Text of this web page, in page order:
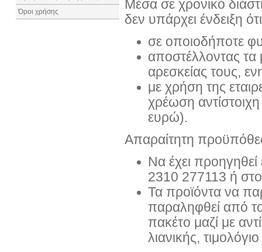
Όροι χρήσης
Μέσα σε χρονικό
δεν υπάρχει ένδειξη
σε οποιοδήποτε
αποστέλλοντας τα
αρεσκείας τους,
με χρήση της
χρέωση
ευρώ).
Απαραίτητη
Να έχει προηγηθεί
2310 277113 ή
Τα προϊόντα να
παραληφθεί από
πακέτο μαζί με
λιανικής,